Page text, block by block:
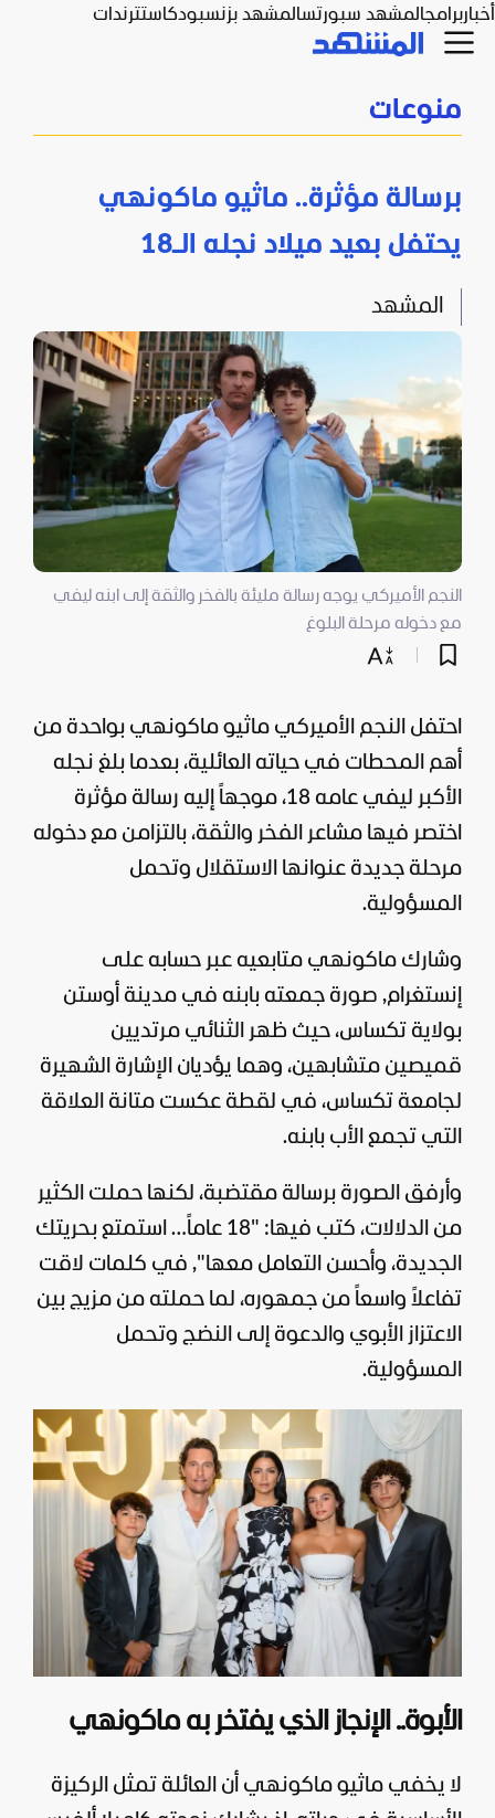
أخباربرامجالمشهد سبورتسالمشهد بزنسبودكاستترندات
منوعات
برسالة مؤثرة.. ماثيو ماكونهي
يحتفل بعيد ميلاد نجله الـ18
المشهد
النجم الأميركي يوجه رسالة مليئة بالفخر والثقة إلى ابنه ليفي
مع دخوله مرحلة البلوغ
احتفل النجم الأميركي ماثيو ماكونهي بواحدة من
أهم المحطات في حياته العائلية، بعدما بلغ نجله
الأكبر ليفي عامه 18، موجهاً إليه رسالة مؤثرة
اختصر فيها مشاعر الفخر والثقة، بالتزامن مع دخوله
مرحلة جديدة عنوانها الاستقلال وتحمل
المسؤولية.
وشارك ماكونهي متابعيه عبر حسابه على
إنستغرام, صورة جمعته بابنه في مدينة أوستن
بولاية تكساس، حيث ظهر الثنائي مرتديين
قميصين متشابهين، وهما يؤديان الإشارة الشهيرة
لجامعة تكساس، في لقطة عكست متانة العلاقة
التي تجمع الأب بابنه.
وأرفق الصورة برسالة مقتضبة، لكنها حملت الكثير
من الدلالات، كتب فيها: "18 عاماً… استمتع بحريتك
الجديدة، وأحسن التعامل معها", في كلمات لاقت
تفاعلاً واسعاً من جمهوره، لما حملته من مزيج بين
الاعتزاز الأبوي والدعوة إلى النضج وتحمل
المسؤولية.
الأبوة.. الإنجاز الذي يفتخر به ماكونهي
لا يخفي ماثيو ماكونهي أن العائلة تمثل الركيزة